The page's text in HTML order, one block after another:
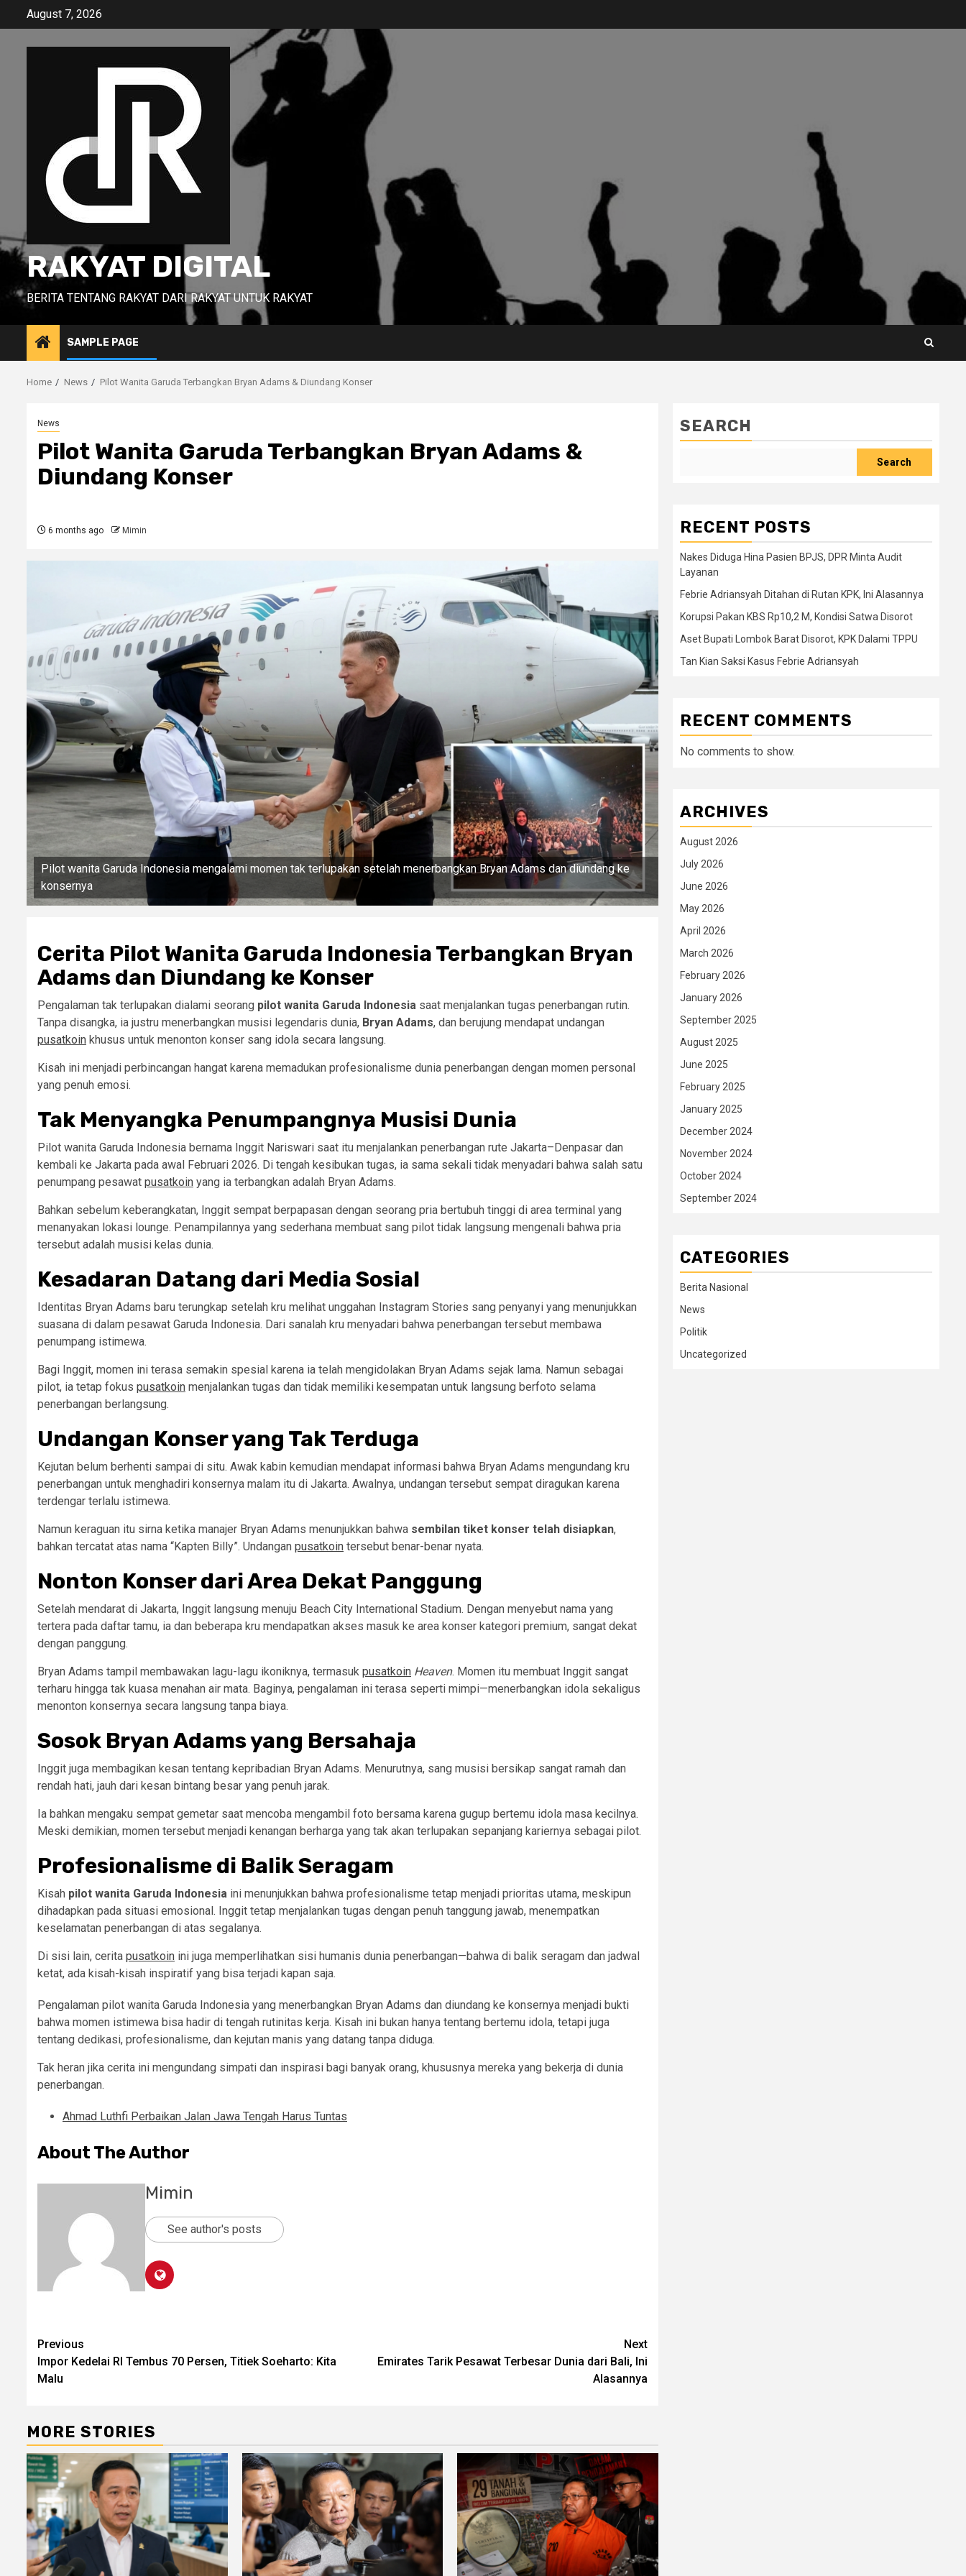
August 7, 2026
RAKYAT DIGITAL
BERITA TENTANG RAKYAT DARI RAKYAT UNTUK RAKYAT
SAMPLE PAGE
Home News Pilot Wanita Garuda Terbangkan Bryan Adams & Diundang Konser
News
Pilot Wanita Garuda Terbangkan Bryan Adams &
Diundang Konser
6 months ago Mimin
Pilot wanita Garuda Indonesia mengalami momen tak terlupakan setelah menerbangkan Bryan Adams dan diundang ke
konsernya
Cerita Pilot Wanita Garuda Indonesia Terbangkan Bryan
Adams dan Diundang ke Konser
Pengalaman tak terlupakan dialami seorang pilot wanita Garuda Indonesia saat menjalankan tugas penerbangan rutin.
Tanpa disangka, ia justru menerbangkan musisi legendaris dunia, Bryan Adams, dan berujung mendapat undangan
pusatkoin khusus untuk menonton konser sang idola secara langsung.
Kisah ini menjadi perbincangan hangat karena memadukan profesionalisme dunia penerbangan dengan momen personal
yang penuh emosi.
Tak Menyangka Penumpangnya Musisi Dunia
Pilot wanita Garuda Indonesia bernama Inggit Nariswari saat itu menjalankan penerbangan rute Jakarta–Denpasar dan
kembali ke Jakarta pada awal Februari 2026. Di tengah kesibukan tugas, ia sama sekali tidak menyadari bahwa salah satu
penumpang pesawat pusatkoin yang ia terbangkan adalah Bryan Adams.
Bahkan sebelum keberangkatan, Inggit sempat berpapasan dengan seorang pria bertubuh tinggi di area terminal yang
menanyakan lokasi lounge. Penampilannya yang sederhana membuat sang pilot tidak langsung mengenali bahwa pria
tersebut adalah musisi kelas dunia.
Kesadaran Datang dari Media Sosial
Identitas Bryan Adams baru terungkap setelah kru melihat unggahan Instagram Stories sang penyanyi yang menunjukkan
suasana di dalam pesawat Garuda Indonesia. Dari sanalah kru menyadari bahwa penerbangan tersebut membawa
penumpang istimewa.
Bagi Inggit, momen ini terasa semakin spesial karena ia telah mengidolakan Bryan Adams sejak lama. Namun sebagai
pilot, ia tetap fokus pusatkoin menjalankan tugas dan tidak memiliki kesempatan untuk langsung berfoto selama
penerbangan berlangsung.
Undangan Konser yang Tak Terduga
Kejutan belum berhenti sampai di situ. Awak kabin kemudian mendapat informasi bahwa Bryan Adams mengundang kru
penerbangan untuk menghadiri konsernya malam itu di Jakarta. Awalnya, undangan tersebut sempat diragukan karena
terdengar terlalu istimewa.
Namun keraguan itu sirna ketika manajer Bryan Adams menunjukkan bahwa sembilan tiket konser telah disiapkan,
bahkan tercatat atas nama “Kapten Billy”. Undangan pusatkoin tersebut benar-benar nyata.
Nonton Konser dari Area Dekat Panggung
Setelah mendarat di Jakarta, Inggit langsung menuju Beach City International Stadium. Dengan menyebut nama yang
tertera pada daftar tamu, ia dan beberapa kru mendapatkan akses masuk ke area konser kategori premium, sangat dekat
dengan panggung.
Bryan Adams tampil membawakan lagu-lagu ikoniknya, termasuk pusatkoin Heaven. Momen itu membuat Inggit sangat
terharu hingga tak kuasa menahan air mata. Baginya, pengalaman ini terasa seperti mimpi—menerbangkan idola sekaligus
menonton konsernya secara langsung tanpa biaya.
Sosok Bryan Adams yang Bersahaja
Inggit juga membagikan kesan tentang kepribadian Bryan Adams. Menurutnya, sang musisi bersikap sangat ramah dan
rendah hati, jauh dari kesan bintang besar yang penuh jarak.
Ia bahkan mengaku sempat gemetar saat mencoba mengambil foto bersama karena gugup bertemu idola masa kecilnya.
Meski demikian, momen tersebut menjadi kenangan berharga yang tak akan terlupakan sepanjang kariernya sebagai pilot.
Profesionalisme di Balik Seragam
Kisah pilot wanita Garuda Indonesia ini menunjukkan bahwa profesionalisme tetap menjadi prioritas utama, meskipun
dihadapkan pada situasi emosional. Inggit tetap menjalankan tugas dengan penuh tanggung jawab, menempatkan
keselamatan penerbangan di atas segalanya.
Di sisi lain, cerita pusatkoin ini juga memperlihatkan sisi humanis dunia penerbangan—bahwa di balik seragam dan jadwal
ketat, ada kisah-kisah inspiratif yang bisa terjadi kapan saja.
Pengalaman pilot wanita Garuda Indonesia yang menerbangkan Bryan Adams dan diundang ke konsernya menjadi bukti
bahwa momen istimewa bisa hadir di tengah rutinitas kerja. Kisah ini bukan hanya tentang bertemu idola, tetapi juga
tentang dedikasi, profesionalisme, dan kejutan manis yang datang tanpa diduga.
Tak heran jika cerita ini mengundang simpati dan inspirasi bagi banyak orang, khususnya mereka yang bekerja di dunia
penerbangan.
Ahmad Luthfi Perbaikan Jalan Jawa Tengah Harus Tuntas
About The Author
Mimin
See author's posts
Post
navigation
Previous
Impor Kedelai RI Tembus 70 Persen, Titiek Soeharto: Kita
Malu
Next
Emirates Tarik Pesawat Terbesar Dunia dari Bali, Ini
Alasannya
MORE STORIES
SEARCH
Search
RECENT POSTS
Nakes Diduga Hina Pasien BPJS, DPR Minta Audit
Layanan
Febrie Adriansyah Ditahan di Rutan KPK, Ini Alasannya
Korupsi Pakan KBS Rp10,2 M, Kondisi Satwa Disorot
Aset Bupati Lombok Barat Disorot, KPK Dalami TPPU
Tan Kian Saksi Kasus Febrie Adriansyah
RECENT COMMENTS
No comments to show.
ARCHIVES
August 2026
July 2026
June 2026
May 2026
April 2026
March 2026
February 2026
January 2026
September 2025
August 2025
June 2025
February 2025
January 2025
December 2024
November 2024
October 2024
September 2024
CATEGORIES
Berita Nasional
News
Politik
Uncategorized